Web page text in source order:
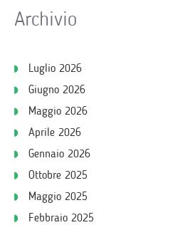
Archivio
Luglio 2026
Giugno 2026
Maggio 2026
Aprile 2026
Gennaio 2026
Ottobre 2025
Maggio 2025
Febbraio 2025